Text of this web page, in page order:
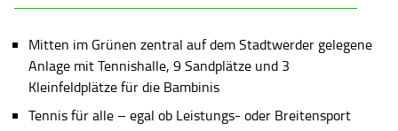
Mitten im Grünen zentral auf dem Stadtwerder gelegene
Anlage mit Tennishalle, 9 Sandplätze und 3
Kleinfeldplätze für die Bambinis
Tennis für alle – egal ob Leistungs- oder Breitensport